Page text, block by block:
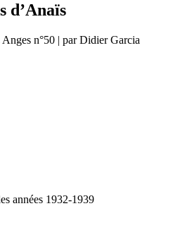
d’Anaïs
n°50 | par Didier Garcia
années 1932-1939